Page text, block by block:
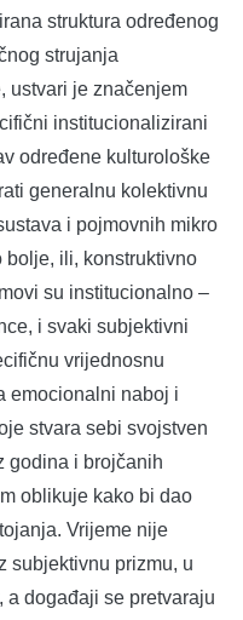
struktura određenog
strujanja
ustvari je značenjem
institucionalizirani
određene kulturološke
generalnu kolektivnu
i pojmovnih mikro
ili, konstruktivno
su institucionalno –
i svaki subjektivni
vrijednosnu
emocionalni naboj i
stvara sebi svojstven
godina i brojčanih
oblikuje kako bi dao
Vrijeme nije
subjektivnu prizmu, u
a događaji se pretvaraju